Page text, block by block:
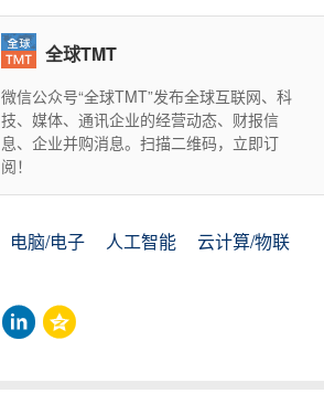
全球TMT
微信公众号“全球TMT”发布全球互联网、科
技、媒体、通讯企业的经营动态、财报信
息、企业并购消息。扫描二维码，立即订
阅！
电脑/电子 人工智能
云计算/物联